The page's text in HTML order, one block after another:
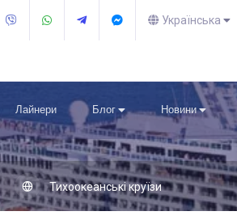
Українська
Лайнери Блог Новини
Тихоокеанські круїзи